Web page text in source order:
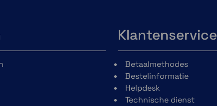
telefoon ook te
combineren is met alle
MagSafe accessoires.
Ongeacht wat je gaat
doen, je weet dat je
telefoon goed beschermd
is. Dankzij de vele SP
Klantenservice
Betaalmethodes
Bestelinformatie
Helpdesk
Technische dienst